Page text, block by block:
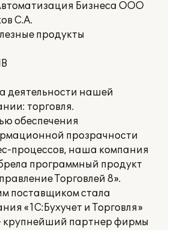
Бизнеса ООО
С.А.
продукты
деятельности нашей
торговля.
обеспечения
прозрачности
процессов, наша компания
программный продукт
Торговлей 8».
поставщиком стала
«1С:Бухучет и Торговля»
крупнейший партнер фирмы